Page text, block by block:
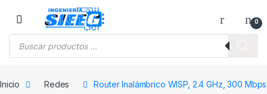
Saltar a la navegación
Saltar al contenido
0
Inicio Redes Router Inalámbrico WISP, 2.4 GHz, 300